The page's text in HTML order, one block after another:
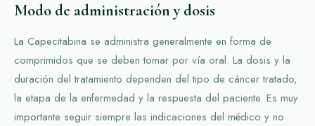
Modo de administración y dosis
La Capecitabina se administra generalmente en forma de
comprimidos que se deben tomar por vía oral. La dosis y la
duración del tratamiento dependen del tipo de cáncer tratado,
la etapa de la enfermedad y la respuesta del paciente. Es muy
importante seguir siempre las indicaciones del médico y no